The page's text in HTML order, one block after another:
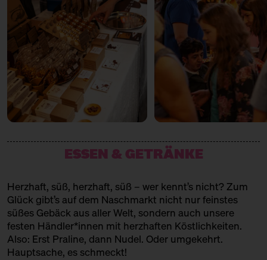
Datteln
FALCOS KÄSEKUCHEN
Käsekuchen
FIRSTCRACK
Feine Patisserie
GOLDMOND BAKERY
IMKEREI BIEN
KAISERSCHMARRN
Kaiserschmarrn
KASUTEIRA
ESSEN & GETRÄNKE
Herzhaft, süß, herzhaft, süß – wer kennt’s nicht? Zum
Glück gibt’s auf dem Naschmarkt nicht nur feinstes
süßes Gebäck aus aller Welt, sondern auch unsere
festen Händler*innen mit herzhaften Köstlichkeiten.
Also: Erst Praline, dann Nudel. Oder umgekehrt.
Hauptsache, es schmeckt!